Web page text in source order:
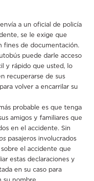
a un oficial de policía
se le exige que
fines de documentación.
puede darle acceso
y rápido que usted, lo
recuperarse de sus
volver a encarrilar su
probable es que tenga
amigos y familiares que
en el accidente. Sin
pasajeros involucrados
el accidente que
estas declaraciones y
en su caso para
su nombre.